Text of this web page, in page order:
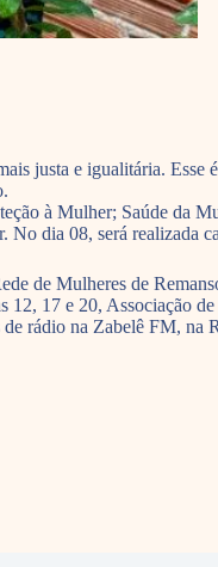
justa e igualitária.
à Mulher; Saúde
dia 08, será realizada
de Mulheres de
17 e 20, Associação
rádio na Zabelê FM,